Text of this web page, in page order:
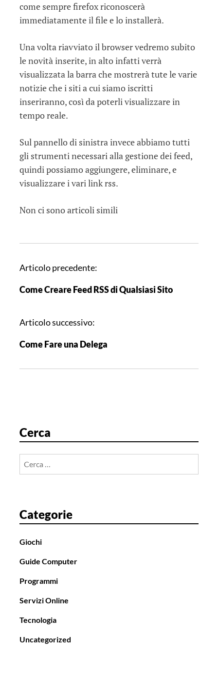
come sempre firefox riconoscerà
immediatamente il file e lo installerà.
Una volta riavviato il browser vedremo subito
le novità inserite, in alto infatti verrà
visualizzata la barra che mostrerà tute le varie
notizie che i siti a cui siamo iscritti
inseriranno, così da poterli visualizzare in
tempo reale.
Sul pannello di sinistra invece abbiamo tutti
gli strumenti necessari alla gestione dei feed,
quindi possiamo aggiungere, eliminare, e
visualizzare i vari link rss.
Non ci sono articoli simili
N
v
g
z
o
t
i
o
Articolo precedente:
Come Creare Feed RSS di Qualsiasi Sito
Articolo successivo:
Come Fare una Delega
Cerca
Categorie
Giochi
Guide Computer
Programmi
Servizi Online
Tecnologia
Uncategorized